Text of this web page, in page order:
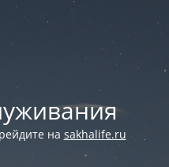
на sakhalife.ru